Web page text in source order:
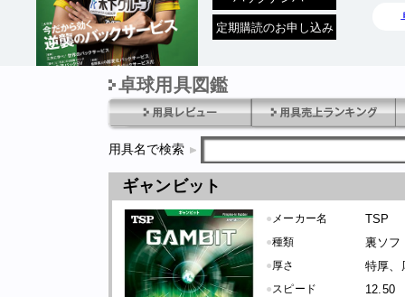
1970年1月01日 発売
定期購読のお申し込み
卓球用具図鑑
用具名で検索
ギャンビット
● メーカー名 TSP
●種類 裏ソフ
●厚さ 特厚、
●スピード 12.50